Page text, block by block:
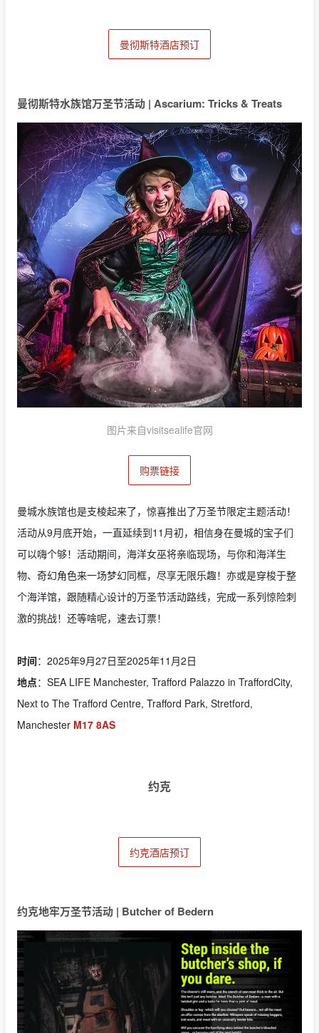
曼彻斯特酒店预订
曼彻斯特水族馆万圣节活动 | Ascarium: Tricks & Treats
图片来自visitsealife官网
购票链接
曼城水族馆也是支棱起来了，惊喜推出了万圣节限定主题活动！
活动从9月底开始，一直延续到11月初，相信身在曼城的宝子们
可以嗨个够！活动期间，海洋女巫将亲临现场，与你和海洋生
物、奇幻角色来一场梦幻同框，尽享无限乐趣！亦或是穿梭于整
个海洋馆，跟随精心设计的万圣节活动路线，完成一系列惊险刺
激的挑战！还等啥呢，速去订票！
时间：2025年9月27日至2025年11月2日
地点：SEA LIFE Manchester, Trafford Palazzo in TraffordCity,
Next to The Trafford Centre, Trafford Park, Stretford,
Manchester M17 8AS
约克
约克酒店预订
约克地牢万圣节活动 | Butcher of Bedern